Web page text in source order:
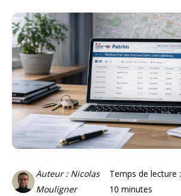
Auteur : Nicolas
Mouligner
Temps de lecture :
10 minutes